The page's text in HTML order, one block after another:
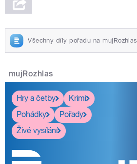
Všechny díly pořadu na mujRozhlas
mujRozhlas
Hry a četby
Krimi
Pohádky
Pořady
Živé vysílání